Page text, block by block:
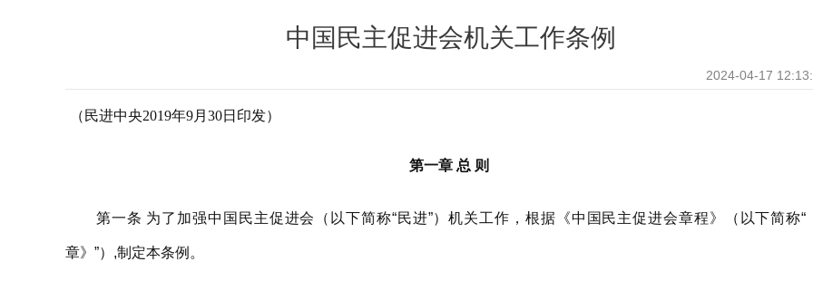
中国民主促进会机关工作条例
2024-04-17
（民进中央2019年9月30日印发）
第一章 总 则
第一条 为了加强中国民主促进会（以下简称“民进”）机关工作，根据《中国民主促进会章程》（以下简称“
章》”）,制定本条例。